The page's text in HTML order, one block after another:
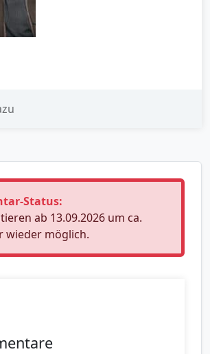
Status:
ab 13.09.2026 um ca.
wieder möglich.